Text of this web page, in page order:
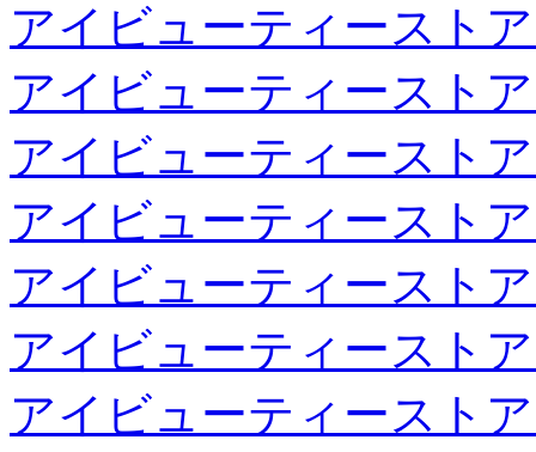
アイビューティースト
アイビューティースト
アイビューティースト
アイビューティースト
アイビューティースト
アイビューティースト
アイビューティースト